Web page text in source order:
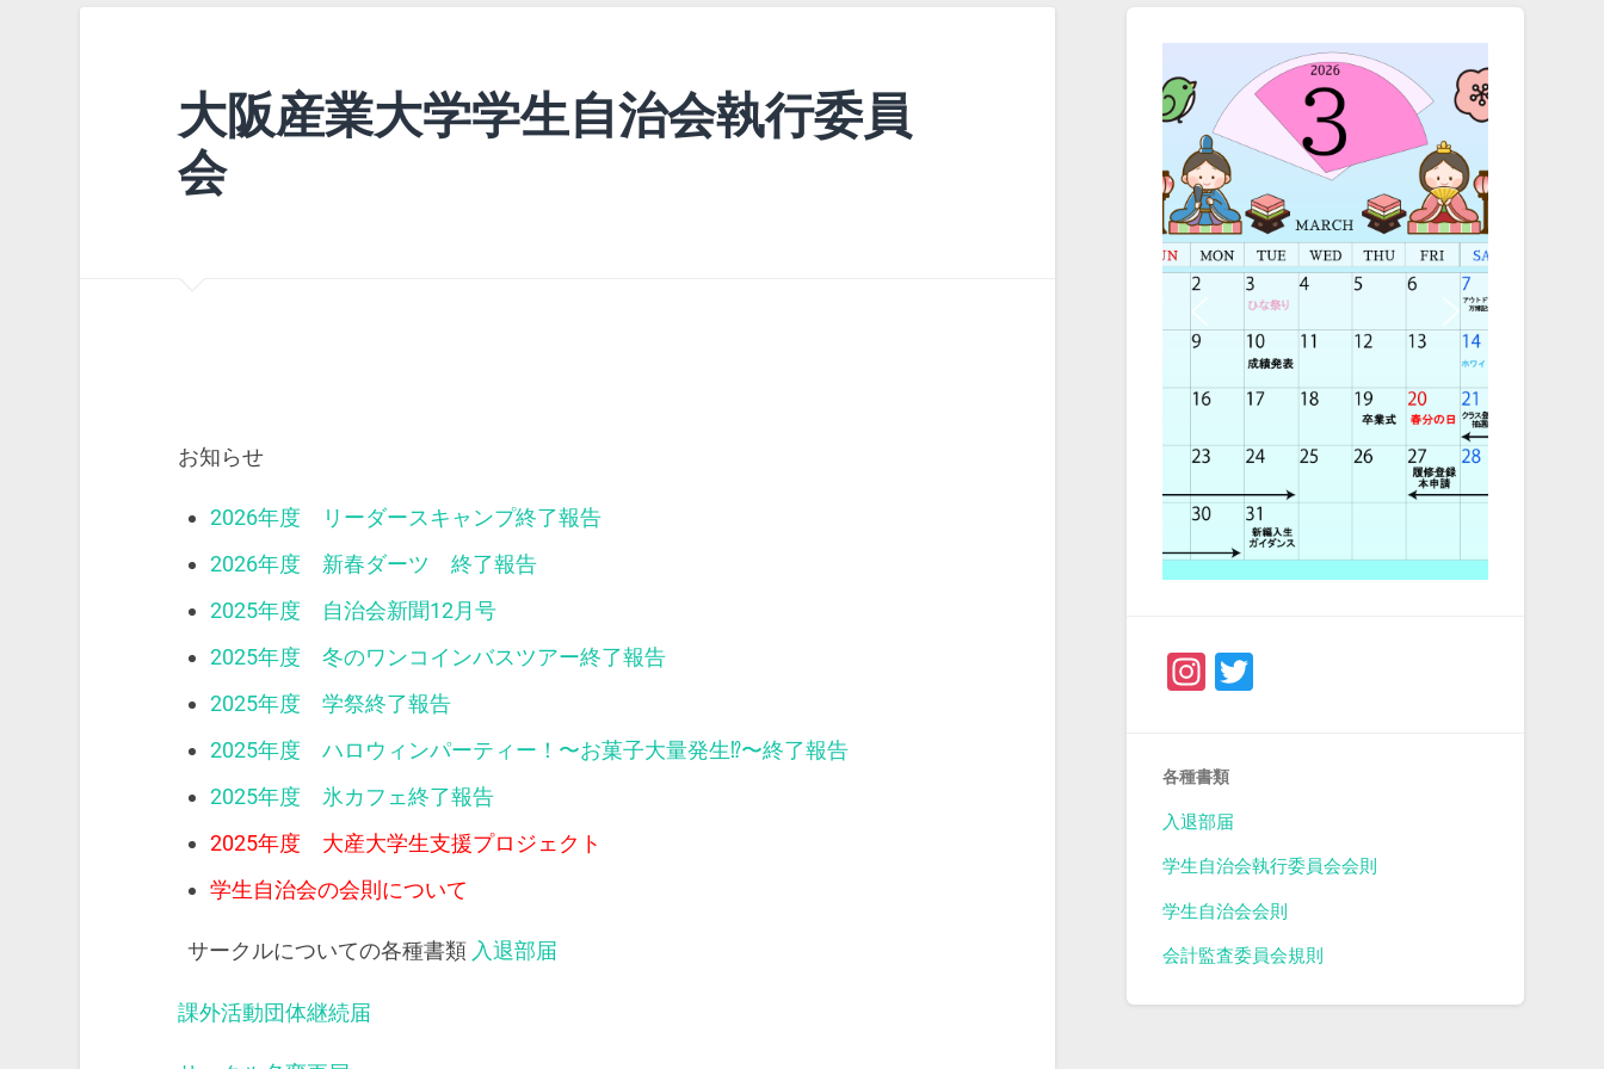
大阪産業大学学生自治会執行委員
会
お知らせ
2026年度 リーダースキャンプ終了報告
2026年度 新春ダーツ 終了報告
2025年度 自治会新聞12月号
2025年度 冬のワンコインバスツアー終了報告
2025年度 学祭終了報告
2025年度 ハロウィンパーティー！〜お菓子大量発生⁉︎〜終了報告
2025年度 氷カフェ終了報告
2025年度 大産大学生支援プロジェクト
学生自治会の会則について
サークルについての各種書類 入退部届
課外活動団体継続届
Instagram
各種書類
入退部届
学生自治会執行委員会会則
学生自治会会則
会計監査委員会規則